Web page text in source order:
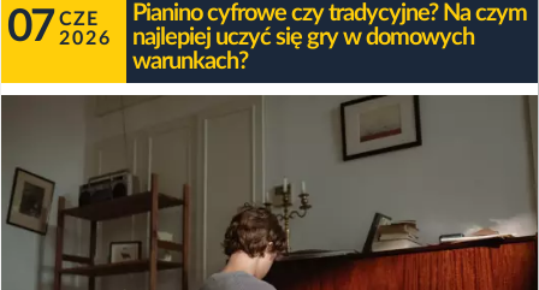
07 CZE
2026
Pianino cyfrowe czy tradycyjne? Na czym
najlepiej uczyć się gry w domowych
warunkach?